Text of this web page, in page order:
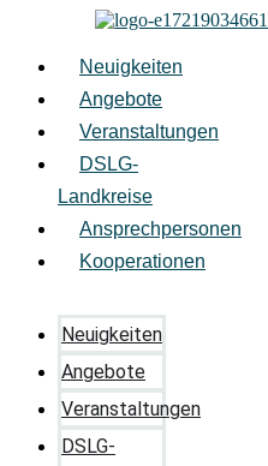
springen
Neuigkeiten
Angebote
Veranstaltungen
DSLG-
Landkreise
Ansprechpersonen
Kooperationen
Neuigkeiten
Angebote
Veranstaltungen
DSLG-